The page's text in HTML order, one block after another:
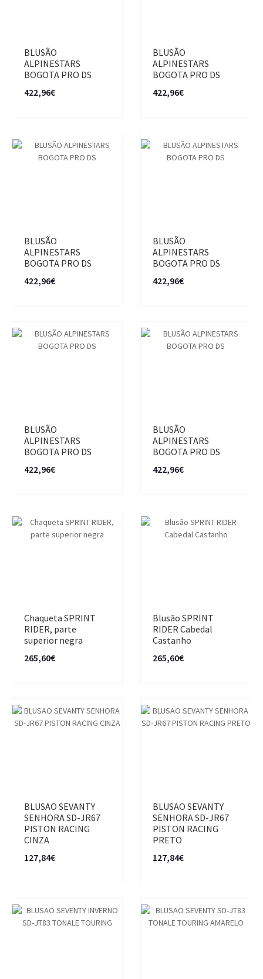
BLUSÃO
ALPINESTARS
BOGOTA PRO DS
422,96€
BLUSÃO
ALPINESTARS
BOGOTA PRO DS
422,96€
BLUSÃO
ALPINESTARS
BOGOTA PRO DS
422,96€
BLUSÃO
ALPINESTARS
BOGOTA PRO DS
422,96€
BLUSÃO
ALPINESTARS
BOGOTA PRO DS
422,96€
BLUSÃO
ALPINESTARS
BOGOTA PRO DS
422,96€
Chaqueta SPRINT
RIDER, parte
superior negra
265,60€
Blusão SPRINT
RIDER Cabedal
Castanho
265,60€
BLUSAO SEVANTY
SENHORA SD-JR67
PISTON RACING
CINZA
127,84€
BLUSAO SEVANTY
SENHORA SD-JR67
PISTON RACING
PRETO
127,84€